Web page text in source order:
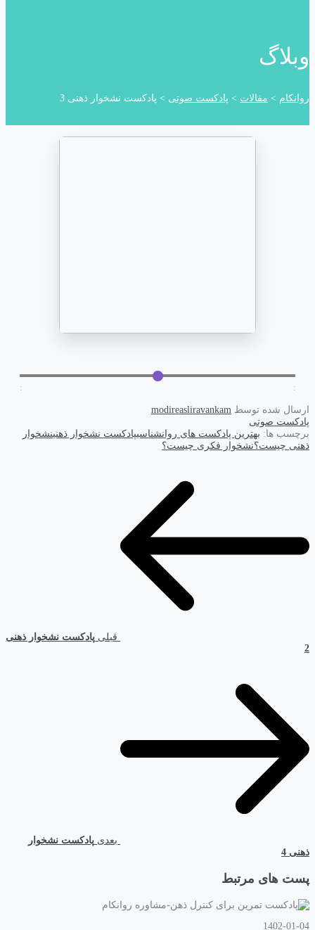
وبلاگ
روانکام > مقالات > پادکست صوتی > پادکست نشخوار ذهنی 3
: :
ارسال شده توسط modireasliravankam
پادکست صوتی
برچسب ها: بهترین پادکست های روانشناسیپادکست نشخوار ذهنینشخوار
ذهنی چیست؟نشخوار فکری چیست؟
قبلی پادکست نشخوار ذهنی
2
بعدی پادکست نشخوار
ذهنی 4
پست های مرتبط
1402-01-04